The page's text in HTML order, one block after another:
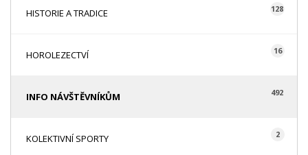
HISTORIE A TRADICE 128
HOROLEZECTVÍ 16
INFO NÁVŠTĚVNÍKŮM 492
KOLEKTIVNÍ SPORTY 2